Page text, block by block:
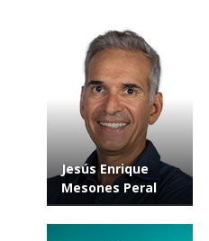
Jesús Enrique
Mesones Peral